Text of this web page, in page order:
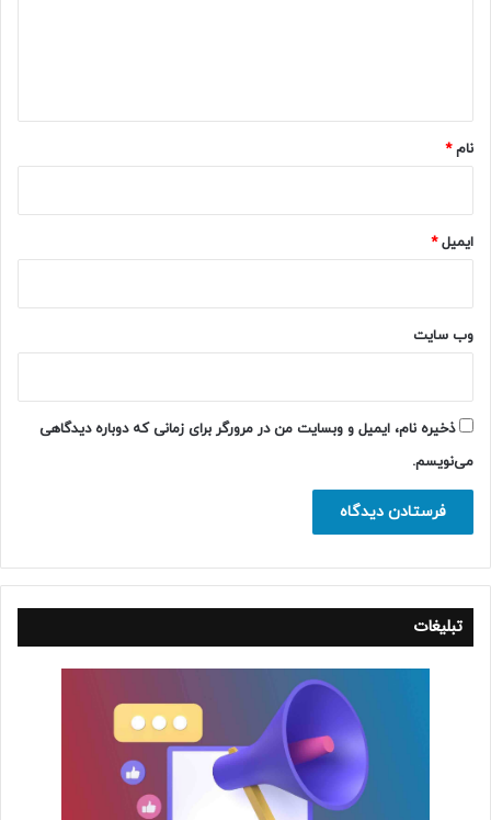
نام*
ایمیل*
وب‌ سایت
ذخیره نام، ایمیل و وبسایت من در مرورگر برای زمانی که دوباره دیدگاهی
می‌نویسم.
تبلیغات